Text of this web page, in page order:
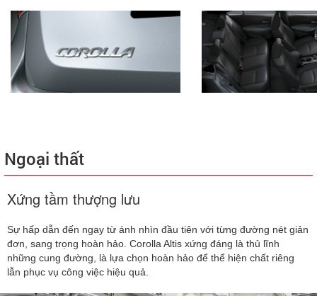
Ngoại thất
Xứng tầm thượng lưu
Sự hấp dẫn đến ngay từ ánh nhìn đầu tiên với từng đường nét giản
đơn, sang trọng hoàn hảo. Corolla Altis xứng đáng là thủ lĩnh
những cung đường, là lựa chọn hoàn hảo để thể hiện chất riêng
lẫn phục vụ công việc hiệu quả.